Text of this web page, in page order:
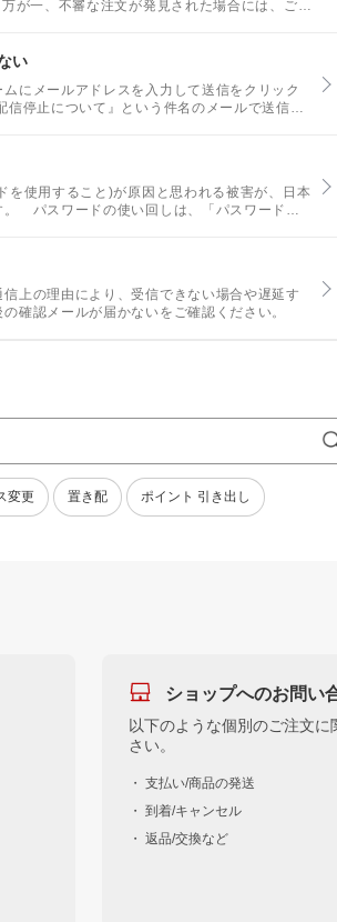
が一、不審な注文が発見された場合には、ご注
い
にメールアドレスを入力して送信をクリック
停止について』という件名のメールで送信さ
を使用すること)が原因と思われる被害が、日本
。 パスワードの使い回しは、「パスワードリ
上の理由により、受信できない場合や遅延す
確認メールが届かないをご確認ください。
変更 置き配 ポイント 引き出し
ショップへのお問い
以下のような個別のご注文
さい。
・ 支払い/商品の発送
・ 到着/キャンセル
・ 返品/交換など